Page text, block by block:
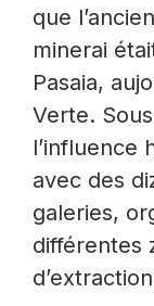
que
minerai
Pasaia,
Verte.
l’influence
avec des
galeries,
différentes